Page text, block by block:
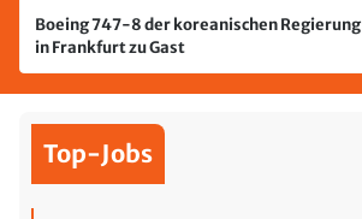
Boeing 747-8 der koreanischen Regierung
in Frankfurt zu Gast
Top-Jobs